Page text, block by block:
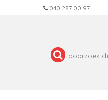
040 287 00 97